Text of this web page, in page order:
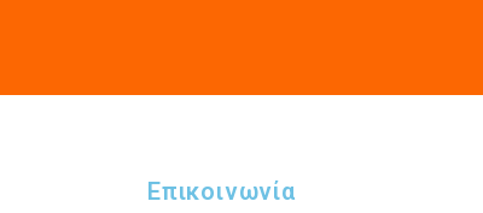
Επικοινωνία